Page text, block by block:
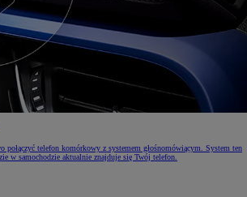
połączyć telefon komórkowy z systemem głośnomówiącym. System ten
w samochodzie aktualnie znajduje się Twój telefon.